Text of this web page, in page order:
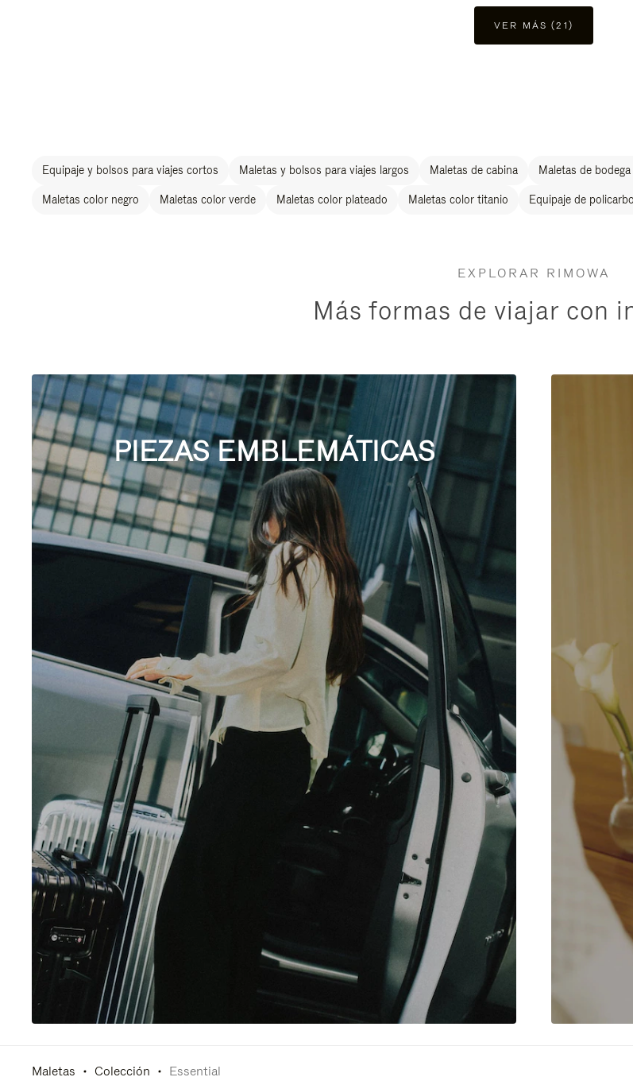
VER MÁS (21)
Equipaje y bolsos para viajes cortos Maletas y bolsos para viajes largos Maletas de cabina Maletas de
Maletas color negro Maletas color verde Maletas color plateado Maletas color titanio Equipaje de
EXPLORAR RIMOWA
Más formas de viajar con
PIEZAS EMBLEMÁTICAS
Maletas Colección Essential